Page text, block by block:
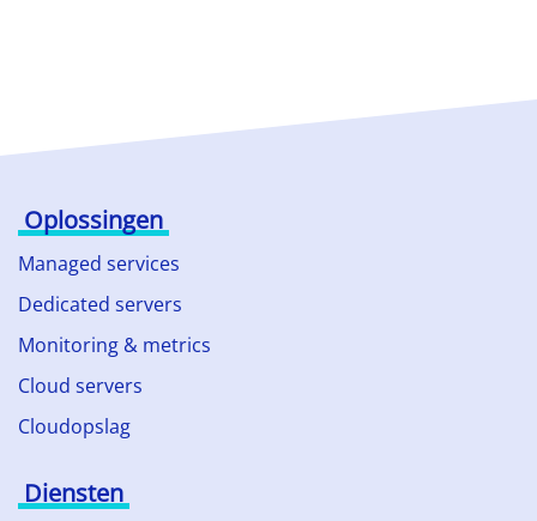
Oplossingen
Managed services
Dedicated servers
Monitoring & metrics
Cloud servers
Cloudopslag
Diensten